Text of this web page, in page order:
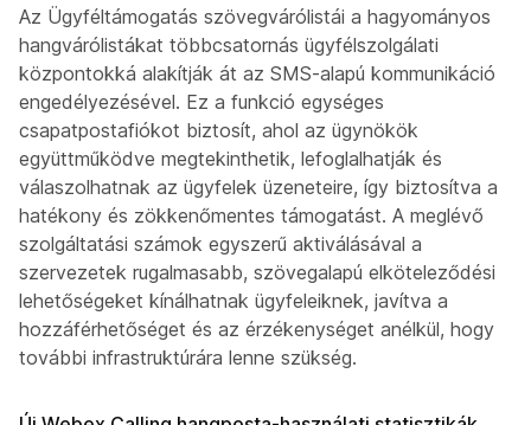
Az Ügyféltámogatás szövegvárólistái a hagyományos
hangvárólistákat többcsatornás ügyfélszolgálati
központokká alakítják át az SMS-alapú kommunikáció
engedélyezésével. Ez a funkció egységes
csapatpostafiókot biztosít, ahol az ügynökök
együttműködve megtekinthetik, lefoglalhatják és
válaszolhatnak az ügyfelek üzeneteire, így biztosítva a
hatékony és zökkenőmentes támogatást. A meglévő
szolgáltatási számok egyszerű aktiválásával a
szervezetek rugalmasabb, szövegalapú elköteleződési
lehetőségeket kínálhatnak ügyfeleiknek, javítva a
hozzáférhetőséget és az érzékenységet anélkül, hogy
további infrastruktúrára lenne szükség.